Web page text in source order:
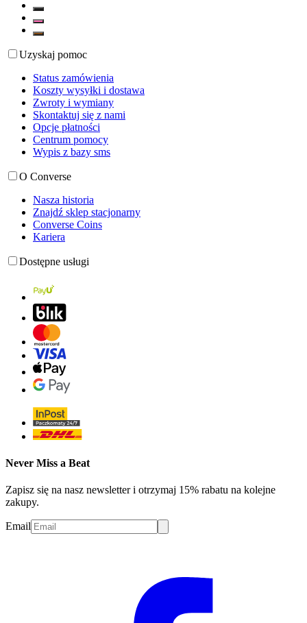
Uzyskaj pomoc
Status zamówienia
Koszty wysyłki i dostawa
Zwroty i wymiany
Skontaktuj się z nami
Opcje płatności
Centrum pomocy
Wypis z bazy sms
O Converse
Nasza historia
Znajdź sklep stacjonarny
Converse Coins
Kariera
Dostępne usługi
Never Miss a Beat
Zapisz się na nasz newsletter i otrzymaj 15% rabatu na kolejne
zakupy.
Email